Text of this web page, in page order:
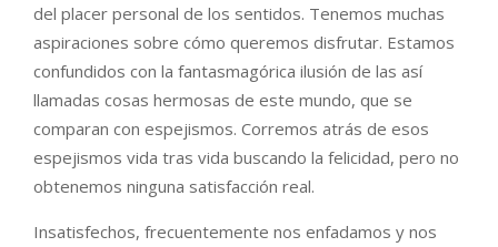
del placer personal de los sentidos. Tenemos muchas
aspiraciones sobre cómo queremos disfrutar. Estamos
confundidos con la fantasmagórica ilusión de las así
llamadas cosas hermosas de este mundo, que se
comparan con espejismos. Corremos atrás de esos
espejismos vida tras vida buscando la felicidad, pero no
obtenemos ninguna satisfacción real.
Insatisfechos, frecuentemente nos enfadamos y nos